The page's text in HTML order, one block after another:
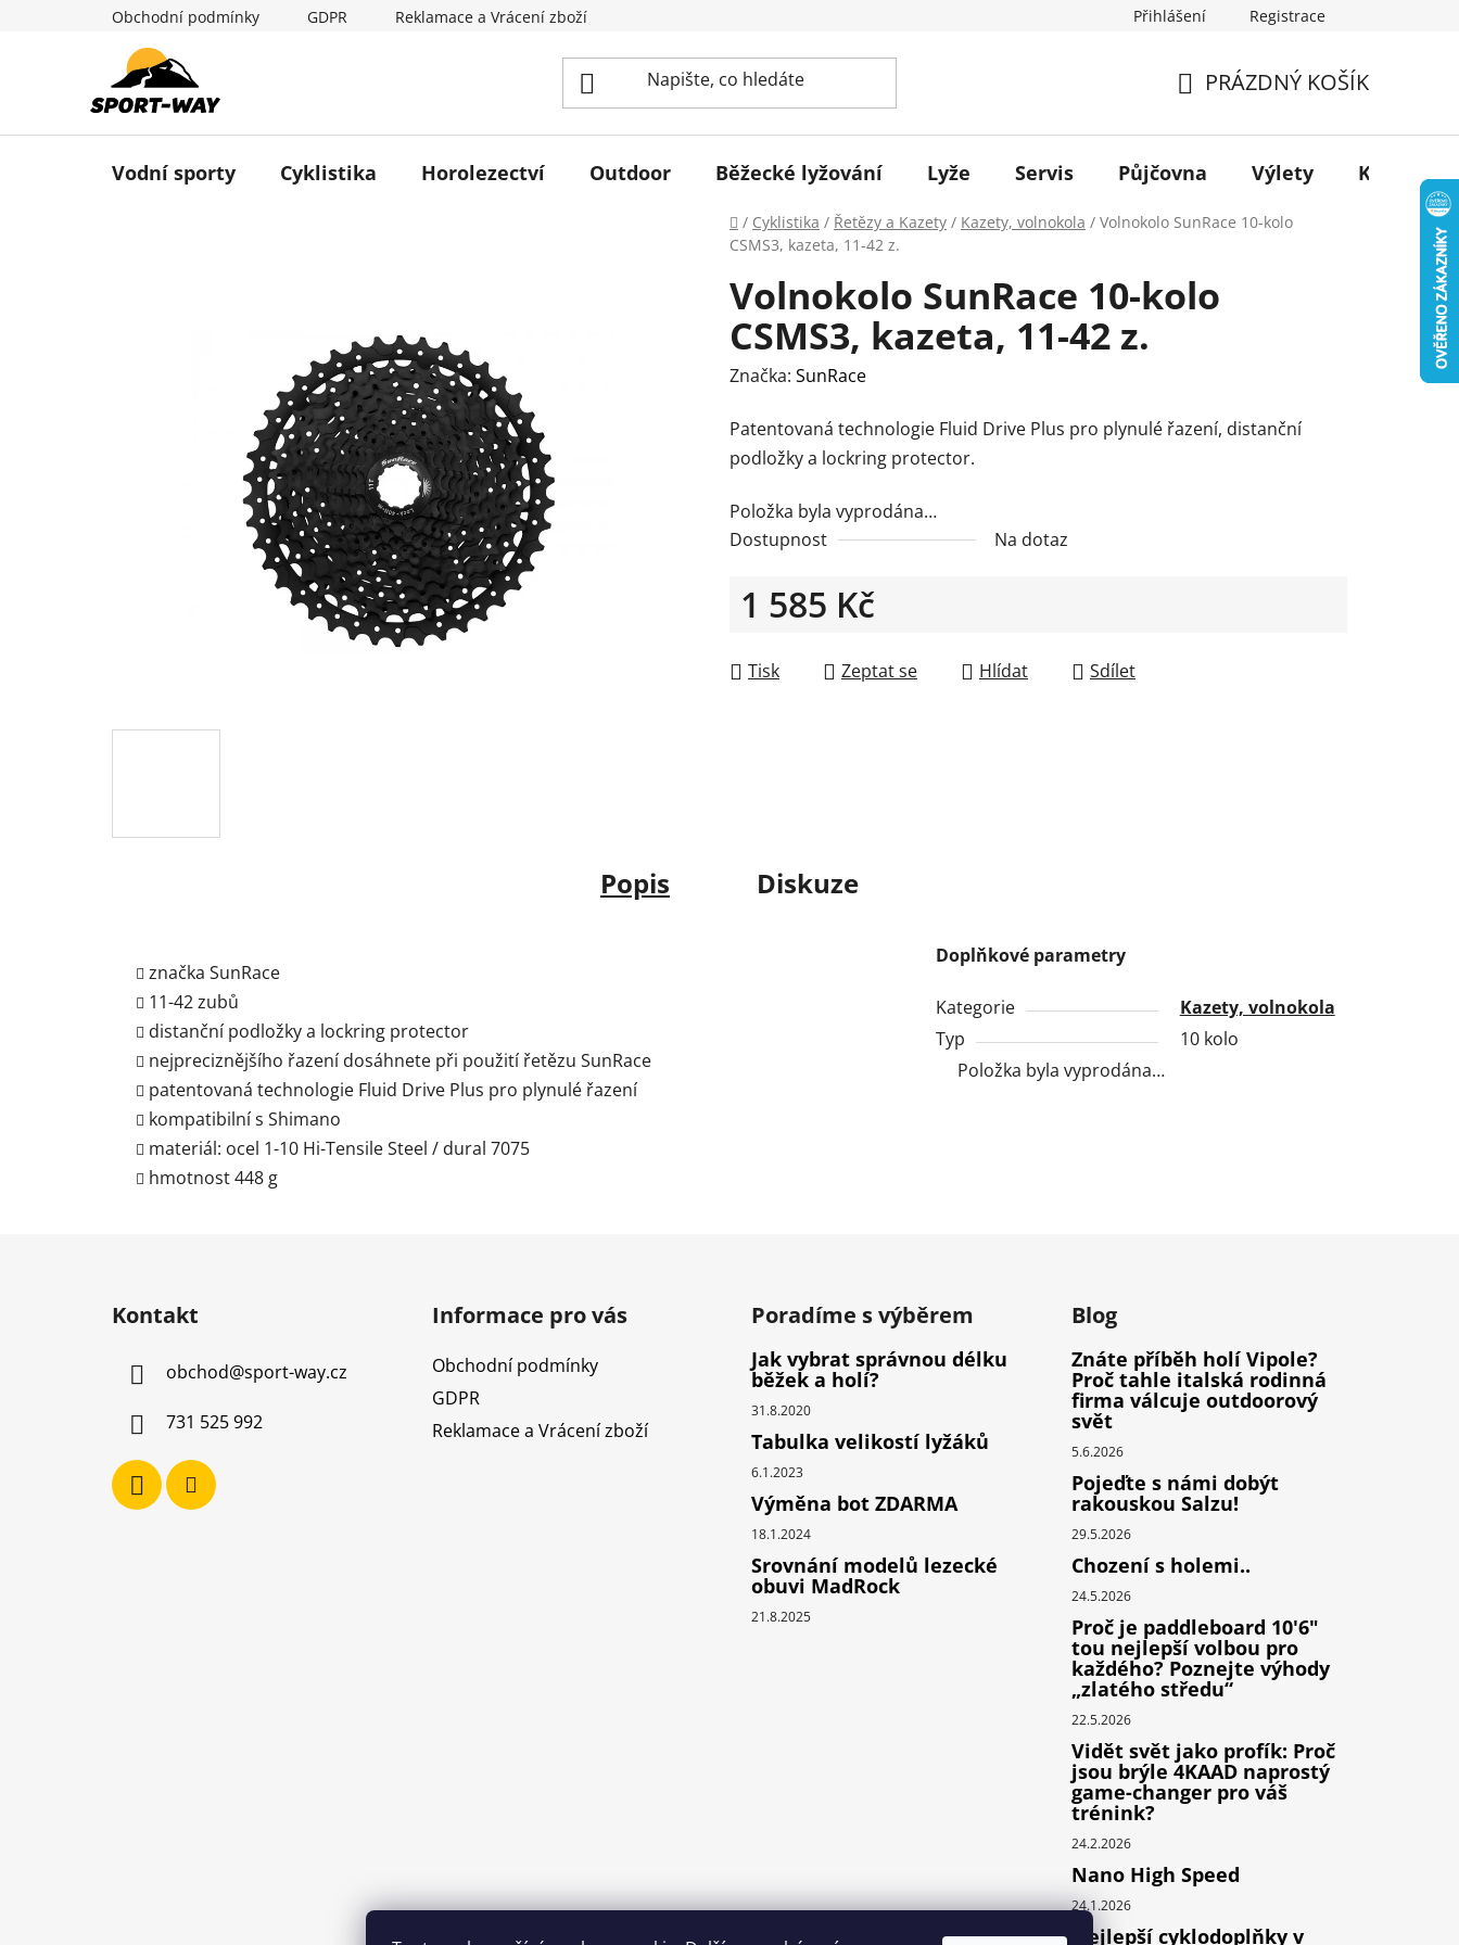
Obchodní podmínky GDPR Reklamace a Vrácení zboží Přihlášení Registrace
KOŠÍK
PRÁZDNÝ KOŠÍK
Vodní sporty Cyklistika Horolezectví Outdoor Běžecké lyžování Lyže Servis Půjčovna Výlety Kontakt
Domů
/ Cyklistika / Řetězy a Kazety / Kazety, volnokola / Volnokolo SunRace 10-kolo
CSMS3, kazeta, 11-42 z.
Volnokolo SunRace 10-kolo
CSMS3, kazeta, 11-42 z.
Značka: SunRace
Patentovaná technologie Fluid Drive Plus pro plynulé řazení, distanční
podložky a lockring protector.
Položka byla vyprodána…
Dostupnost
Na dotaz
1 585 Kč
Tisk
Zeptat se Hlídat Sdílet
Popis Diskuze
značka SunRace
11-42 zubů
distanční podložky a lockring protector
nejpreciznějšího řazení dosáhnete při použití řetězu SunRace
patentovaná technologie Fluid Drive Plus pro plynulé řazení
kompatibilní s Shimano
materiál: ocel 1-10 Hi-Tensile Steel / dural 7075
hmotnost 448 g
Doplňkové parametry
Kategorie
Kazety, volnokola
Typ
10 kolo
Položka byla vyprodána…
Kontakt
obchod@sport-way.cz
731 525 992
Informace pro vás
Obchodní podmínky
GDPR
Reklamace a Vrácení zboží
Poradíme s výběrem
Jak vybrat správnou délku
běžek a holí?
31.8.2020
Tabulka velikostí lyžáků
6.1.2023
Výměna bot ZDARMA
18.1.2024
Srovnání modelů lezecké
obuvi MadRock
21.8.2025
Blog
Znáte příběh holí Vipole?
Proč tahle italská rodinná
firma válcuje outdoorový
svět
5.6.2026
Pojeďte s námi dobýt
rakouskou Salzu!
29.5.2026
Chození s holemi..
24.5.2026
Proč je paddleboard 10'6"
tou nejlepší volbou pro
každého? Poznejte výhody
„zlatého středu“
22.5.2026
Vidět svět jako profík: Proč
jsou brýle 4KAAD naprostý
game-changer pro váš
trénink?
24.2.2026
Nano High Speed
24.1.2026
Nejlepší cyklodoplňky v